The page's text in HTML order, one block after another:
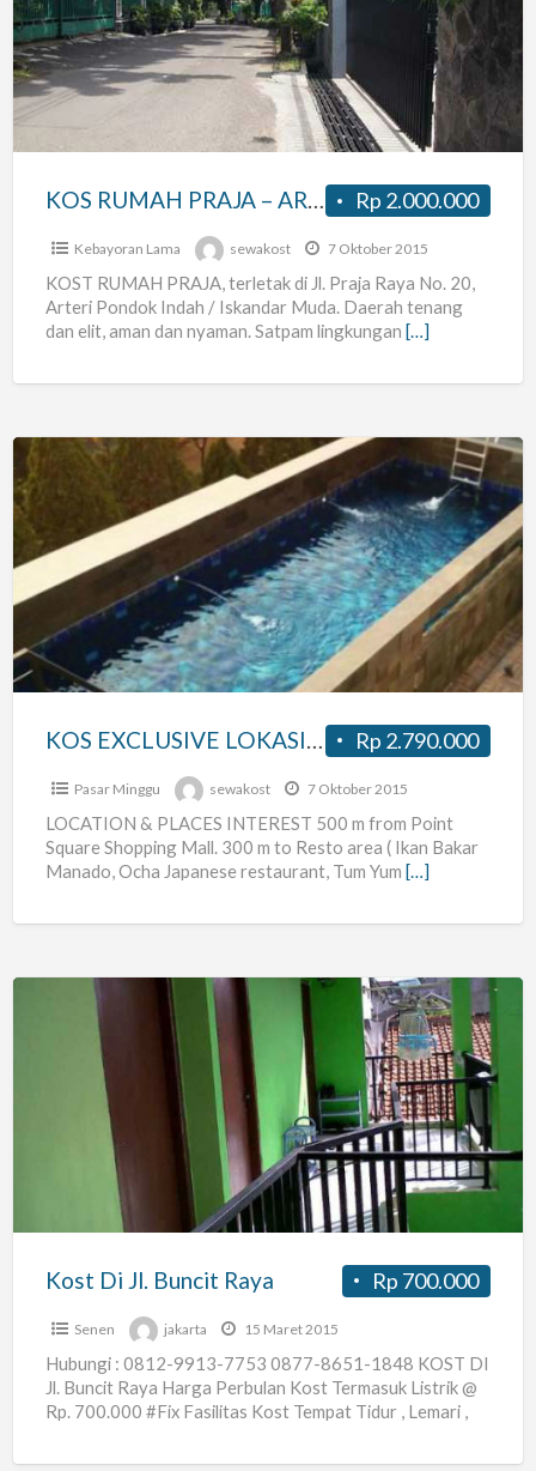
PRAJA
–
ARTERI
PONDOK
INDAH
DAERAH
ELIT.
TELP.0815-
8328-
017
Rp 2.000.000
KOS RUMAH PRAJA – ARTERI PONDOK INDAH – DAERAH ELIT. TELP.0815-8328-017
Kebayoran Lama sewakost 7 Oktober 2015
KOST RUMAH PRAJA, terletak di Jl. Praja Raya No. 20,
Arteri Pondok Indah / Iskandar Muda. Daerah tenang
dan elit, aman dan nyaman. Satpam lingkungan […]
KOS
EXCLUSIVE
LOKASI
STRATEGIS
,LEBAKBULUS,CILANDAK,TB
SIMATUPANG,AC,KMD,TV,SwimmingPool,freeWiFI
Rp 2.790.000
KOS EXCLUSIVE LOKASI STRATEGIS ,LEBAKBULUS,CILANDAK,TB SIMATUPANG,AC,KMD,TV,SwimmingPool,freeWiFI
Pasar Minggu sewakost 7 Oktober 2015
LOCATION & PLACES INTEREST 500 m from Point
Square Shopping Mall. 300 m to Resto area ( Ikan Bakar
Manado, Ocha Japanese restaurant, Tum Yum […]
Rp 700.000
Kost Di Jl. Buncit Raya
Senen jakarta 15 Maret 2015
Hubungi : 0812-9913-7753 0877-8651-1848 KOST DI
Jl. Buncit Raya Harga Perbulan Kost Termasuk Listrik @
Rp. 700.000 #Fix Fasilitas Kost Tempat Tidur , Lemari ,